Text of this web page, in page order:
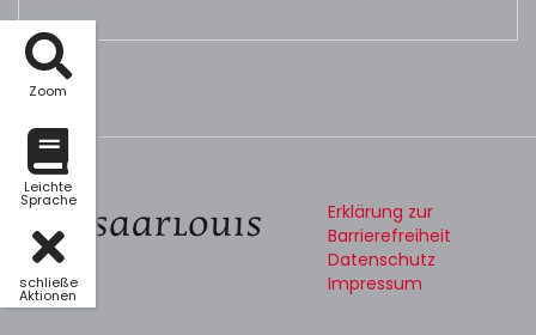
Zoom
Leichte
Sprache
schließe
Aktionen
Erklärung zur
Barrierefreiheit
Datenschutz
Impressum